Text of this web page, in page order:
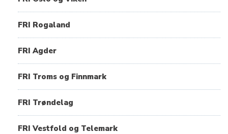
FRI Rogaland
FRI Agder
FRI Troms og Finnmark
FRI Trøndelag
FRI Vestfold og Telemark